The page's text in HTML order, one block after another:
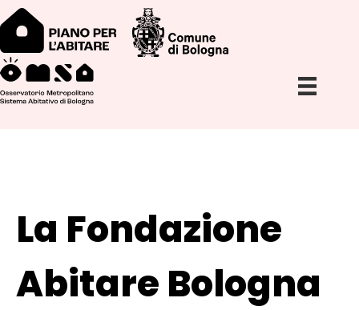
La Fondazione
Abitare Bologna